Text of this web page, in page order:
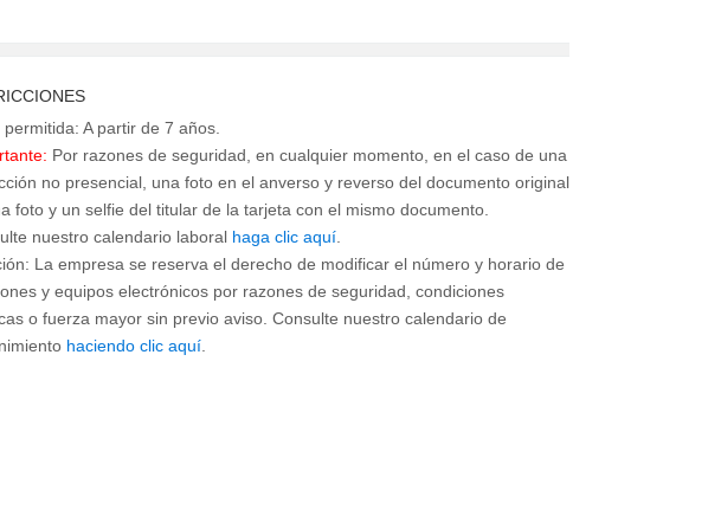
Por razones de seguridad, en cualquier momento, en el caso de una
no presencial, una foto en el anverso y reverso del documento original
foto y un selfie del titular de la tarjeta con el mismo documento.
nuestro calendario laboral haga clic aquí.
La empresa se reserva el derecho de modificar el número y horario de
y equipos electrónicos por razones de seguridad, condiciones
o fuerza mayor sin previo aviso. Consulte nuestro calendario de
haciendo clic aquí.